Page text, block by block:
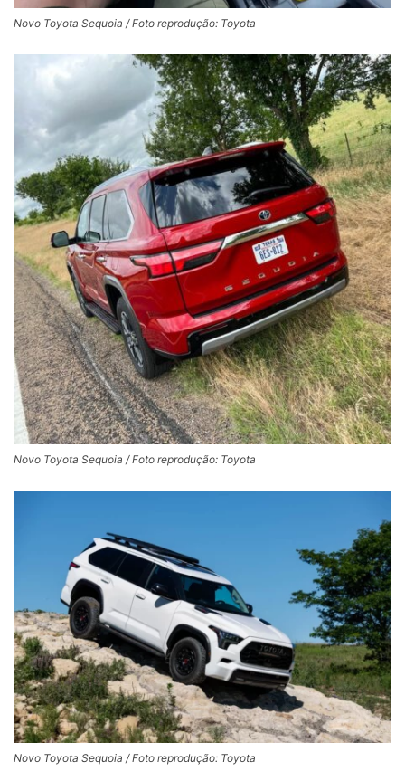
Novo Toyota Sequoia / Foto reprodução: Toyota
Novo Toyota Sequoia / Foto reprodução: Toyota
Novo Toyota Sequoia / Foto reprodução: Toyota